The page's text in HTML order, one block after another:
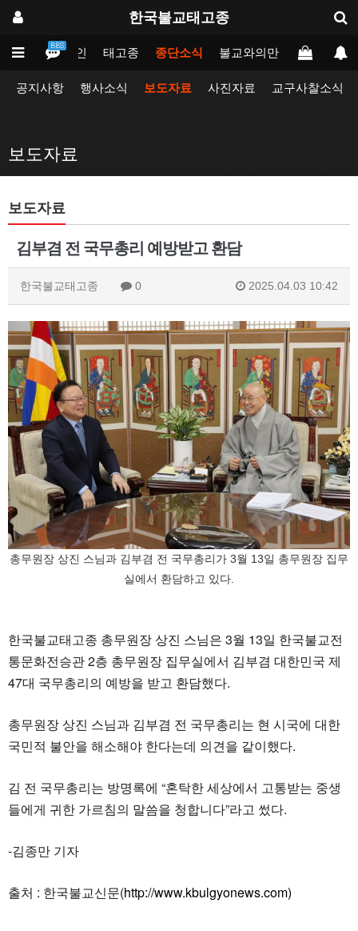
한국불교태고종
BBS
메인 태고종 종단소식 불교와의만남 업무포털
공지사항 행사소식 보도자료 사진자료 교구사찰소식
보도자료
보도자료
김부겸 전 국무총리 예방받고 환담
한국불교태고종 0 2025.04.03 10:42
총무원장 상진 스님과 김부겸 전 국무총리가 3월 13일 총무원장 집무
실에서 환담하고 있다.
한국불교태고종 총무원장 상진 스님은 3월 13일 한국불교전
통문화전승관 2층 총무원장 집무실에서 김부겸 대한민국 제
47대 국무총리의 예방을 받고 환담했다.
총무원장 상진 스님과 김부겸 전 국무총리는 현 시국에 대한
국민적 불안을 해소해야 한다는데 의견을 같이했다.
김 전 국무총리는 방명록에 “혼탁한 세상에서 고통받는 중생
들에게 귀한 가르침의 말씀을 청합니다”라고 썼다.
-김종만 기자
출처 : 한국불교신문(http://www.kbulgyonews.com)